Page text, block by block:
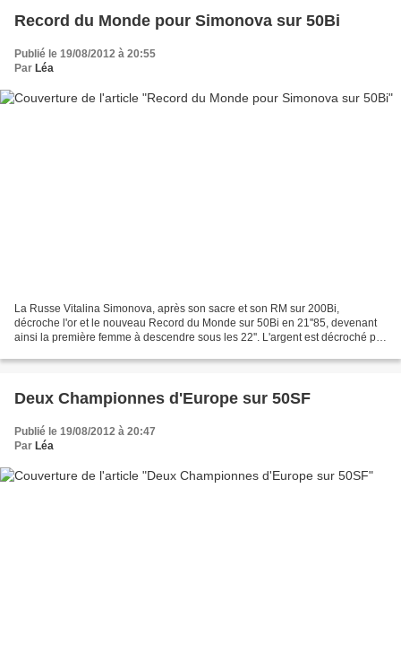
Record du Monde pour Simonova sur 50Bi
Publié le 19/08/2012 à 20:55
Par Léa
La Russe Vitalina Simonova, après son sacre et son RM sur 200Bi,
décroche l'or et le nouveau Record du Monde sur 50Bi en 21''85, devenant
ainsi la première femme à descendre sous les 22''. L'argent est décroché par
Deux Championnes d'Europe sur 50SF
Publié le 19/08/2012 à 20:47
Par Léa